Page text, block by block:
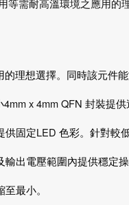
需耐高溫環境之應用的理
的理想選擇。同時該元件
4mmx4mmQFN 封裝提供
供固定LED 色彩。針對較
出電壓範圍內提供穩定
最小。